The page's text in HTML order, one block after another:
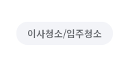
이사청소/입주청소